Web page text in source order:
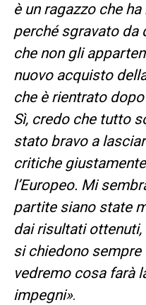
è un ragazzo che
perché sgravato da
che non gli
nuovo acquisto
che è rientrato
Sì, credo che tutto
stato bravo a
critiche
l’Europeo. Mi
partite siano state
dai risultati ottenuti,
si chiedono
vedremo cosa farà
impegni».